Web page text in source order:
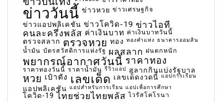
ข่าววันนี้ ข่าวหวย ข่าวเศรษฐกิจ
ข่าวแอปพลิเคชัน ข่าวโควิด-19 ข่าวไอที
คนละครึ่งพลัส ค่าเงินบาท ค่าเงินบาทวันนี้
ตรวจสลาก ตรวจหวย ทอง ทองคำแท่ง ธนาคารออมสิน
น้ำมัน บัตรสวัสดิการแห่งรัฐ ผลสลาก ฝนตกหนัก
พยากรณ์อากาศวันนี้ ราคาทอง
ราคาทองวันนี้ ราคาน้ำมัน รีวิวแอป สลากกินแบ่งรัฐบาล
หวย เป๋าตัง เลขเด็ด เลขเด็ดงวดนี้ แอปการเรียน
แอปพลิเคชัน แอปสำหรับการเรียน แอปเพื่อการศึกษา
โควิด-19 ไทยช่วยไทยพลัส ไวรัสโคโรนา